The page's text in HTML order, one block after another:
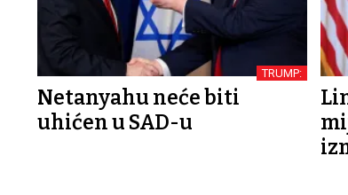
TRUMP:
Netanyahu neće biti
uhićen u SAD-u